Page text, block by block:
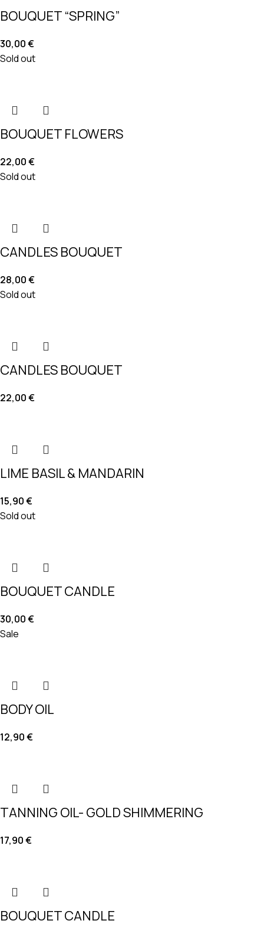
BOUQUET “SPRING”
30,00€
Sold out
BOUQUET FLOWERS
22,00€
Sold out
CANDLES BOUQUET
28,00€
Sold out
CANDLES BOUQUET
22,00€
LIME BASIL & MANDARIN
15,90€
Sold out
BOUQUET CANDLE
30,00€
Sale
BODY OIL
12,90€
TANNING OIL- GOLD SHIMMERING
17,90€
BOUQUET CANDLE